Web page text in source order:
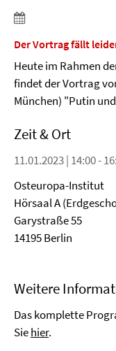
Der Vortrag fällt
Heute im Rahmen
findet der Vortrag
München) "Putin
Zeit & Ort
11.01.2023 | 14:00 -
Osteuropa-Institut
Hörsaal A
Garystraße 55
14195 Berlin
Weitere
Das komplette
Siehier.